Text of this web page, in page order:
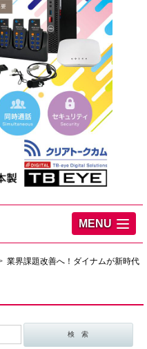
MENU
業界課題改善へ！ダイナムが新時代